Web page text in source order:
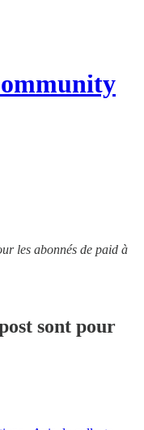
les abonnés de paid à
sont pour